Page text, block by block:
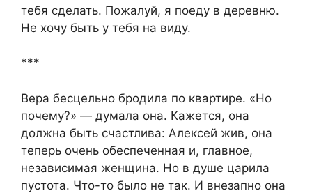
тебя сделать. Пожалуй, я поеду в деревню.
Не хочу быть у тебя на виду.
***
Вера бесцельно бродила по квартире. «Но
почему?» — думала она. Кажется, она
должна быть счастлива: Алексей жив, она
теперь очень обеспеченная и, главное,
независимая женщина. Но в душе царила
пустота. Что-то было не так. И внезапно она